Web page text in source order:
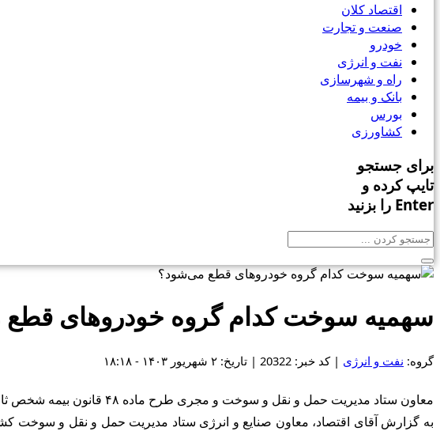
اقتصاد کلان
صنعت و تجارت
خودرو
نفت و انرژی
راه و شهرسازی
بانک و بیمه
بورس
کشاورزی
برای جستجو
تایپ کرده و
Enter را بزنید
سهمیه سوخت کدام گروه خودروهای
گروه: نفت و انرژی | کد خبر: 20322 | تاریخ: ۲ شهریور ۱۴۰۳ - ۱۸:۱۸
معاون ستاد مدیریت حمل و نقل و سوخت و مجری طرح ماده ۴۸ قانون بیمه شخص ثالث گفت: ۳۰۰هزار وانت‌بار فاقد بیمه در نوبت بعدی اجرای طرح عدم برخورداری از سهمیه سوخت قرار می گیرند.